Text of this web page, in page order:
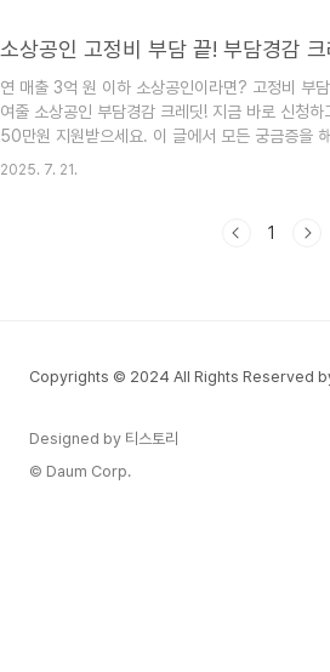
보험료 납부일은 왜 그렇게 빨리 돌아오는지... 가
은 그대로니 정말 막막했죠. 😥그런데 얼마 전, 정
상공인 부담경감 크레딧'이라는 반가운 소식을 듣
청해 봤어요! "내가 과연 받을 수 있을까?", "복잡
까?" 걱정이 앞섰지만, 막상 해보니 생각보다 너무..
연 매출 3억 원 이하 소상공인이라면? 고정비 부
여줄 소상공인 부담경감 크레딧! 지금 바로 신청하
50만원 지원받으세요. 이 글에서 모든 궁금증을
립니다!안녕하세요, 사장님들! 요즘 경기가 정말 만
저도 작은 가게를 운영하면서 매달 나가는 고정비
려고 ..
2025. 7. 21.
1
Copyrights © 2024 All Rights Reserved by
Designed by 티스토리
© Daum Corp.